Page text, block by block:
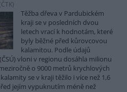
ČTK)
Těžba dřeva v Pardubickém
kraji se v posledních dvou
letech vrací k hodnotám, které
byly běžné před kůrovcovou
kalamitou. Podle údajů
(ČSÚ) vloni v regionu dosáhla milionu
o 9000 metrů krychlových
se v kraji těžilo i více než 1,6
jejím vypuknutím méně než